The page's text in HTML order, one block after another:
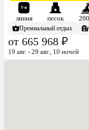
линия песок
Премиальный отдых
от 665 968 ₽
19 авг. - 29 авг., 10 ночей